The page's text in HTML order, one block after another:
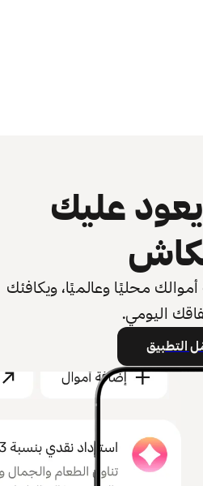
عليك
محليًا وعالميًا، ويكافئك
اليومي.
التطبيق